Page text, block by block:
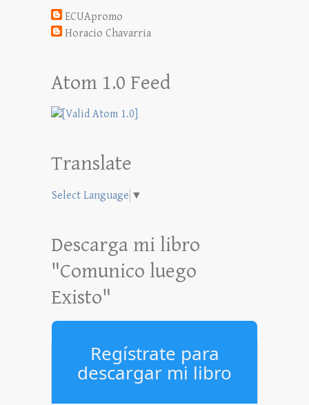
ECUApromo
Horacio Chavarria
Atom 1.0 Feed
Translate
Select Language ▼
Descarga mi libro
"Comunico luego
Existo"
Regístrate para
descargar mi libro